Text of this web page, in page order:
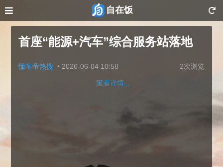
自在饭
首座“能源+汽车”综合服务站落地
懂车帝热搜 • 2026-06-04 10:58 2次浏览
查看详情...